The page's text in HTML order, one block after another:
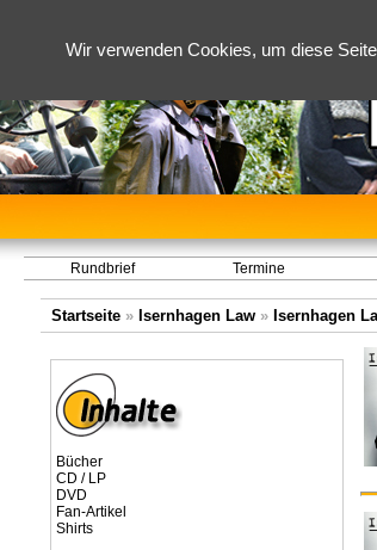
Wir verwenden Cookies, um diese
Rundbrief Termine
Startseite » Isernhagen Law » Isernhagen
Bücher
CD / LP
DVD
Fan-Artikel
Shirts